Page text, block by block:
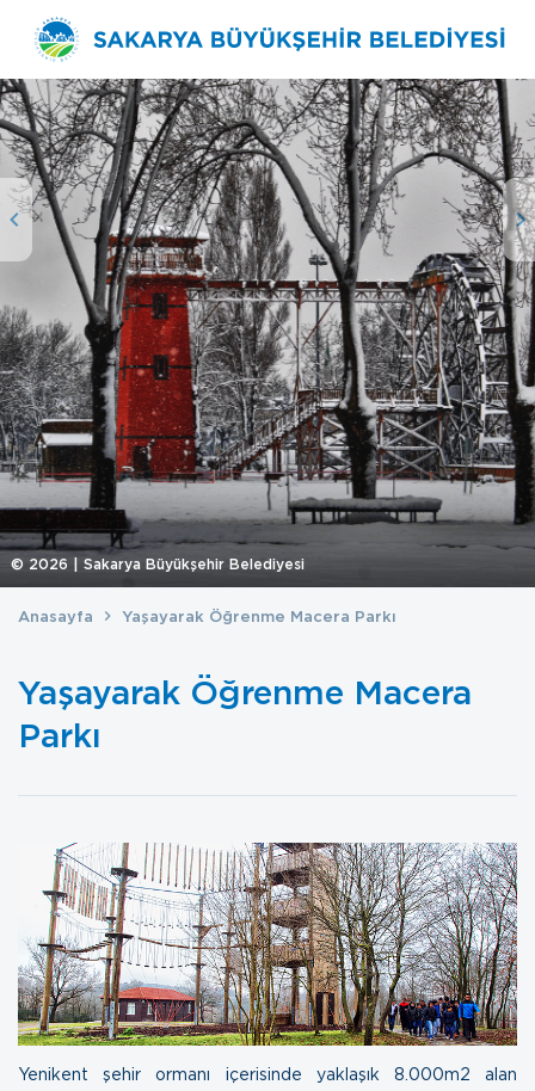
© 2026 | Sakarya Büyükşehir Belediyesi
Anasayfa Yaşayarak Öğrenme Macera Parkı
Yaşayarak Öğrenme Macera
Parkı
Yenikent şehir ormanı içerisinde yaklaşık 8.000m2 alan